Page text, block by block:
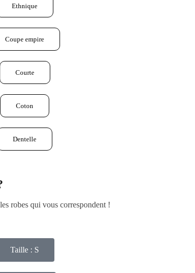
Ethnique
Coupe empire
Courte
Coton
Dentelle
robes qui vous correspondent !
Taille : S